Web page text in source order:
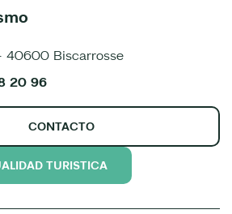
40600 Biscarrosse
20 96
CONTACTO
TURISTICA